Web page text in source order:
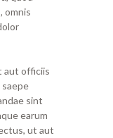
omnis
aut officiis
sint
earum
ut aut